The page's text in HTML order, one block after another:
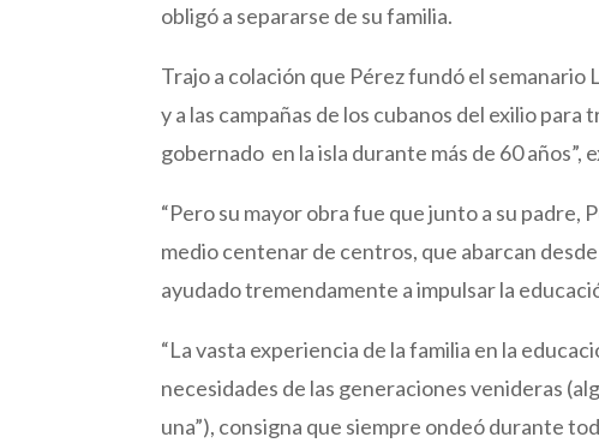
obligó a separarse de su familia.
Trajo a colación que Pérez fundó el semanario
y a las campañas de los cubanos del exilio
gobernado en la isla durante más de 60 años”,
“Pero su mayor obra fue que junto a su padre,
medio centenar de centros, que abarcan
ayudado tremendamente a impulsar la
“La vasta experiencia de la familia en la
necesidades de las generaciones venideras
una”), consigna que siempre ondeó durante